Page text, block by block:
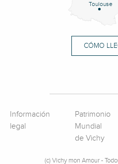
Toulouse
CÓMO
Información
legal
Patrimonio
Mundial
de Vichy
(c) Vichy mon Amour -